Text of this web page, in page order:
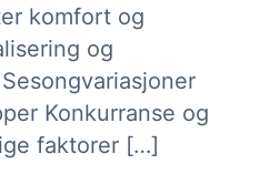
komfort og
og
Konkurranse og
faktorer […]